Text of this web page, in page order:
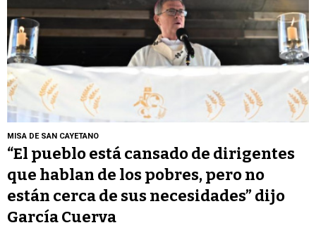
MISA DE SAN CAYETANO
“El pueblo está cansado de dirigentes
que hablan de los pobres, pero no
están cerca de sus necesidades” dijo
García Cuerva